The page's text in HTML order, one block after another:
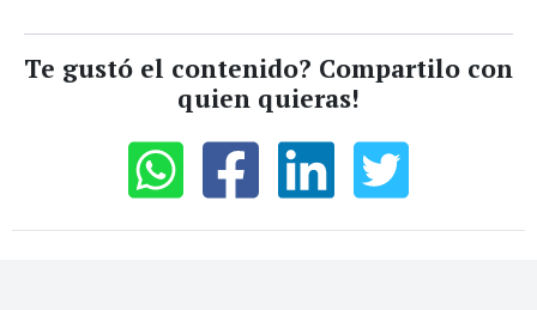
Te gustó el contenido? Compartilo con
quien quieras!